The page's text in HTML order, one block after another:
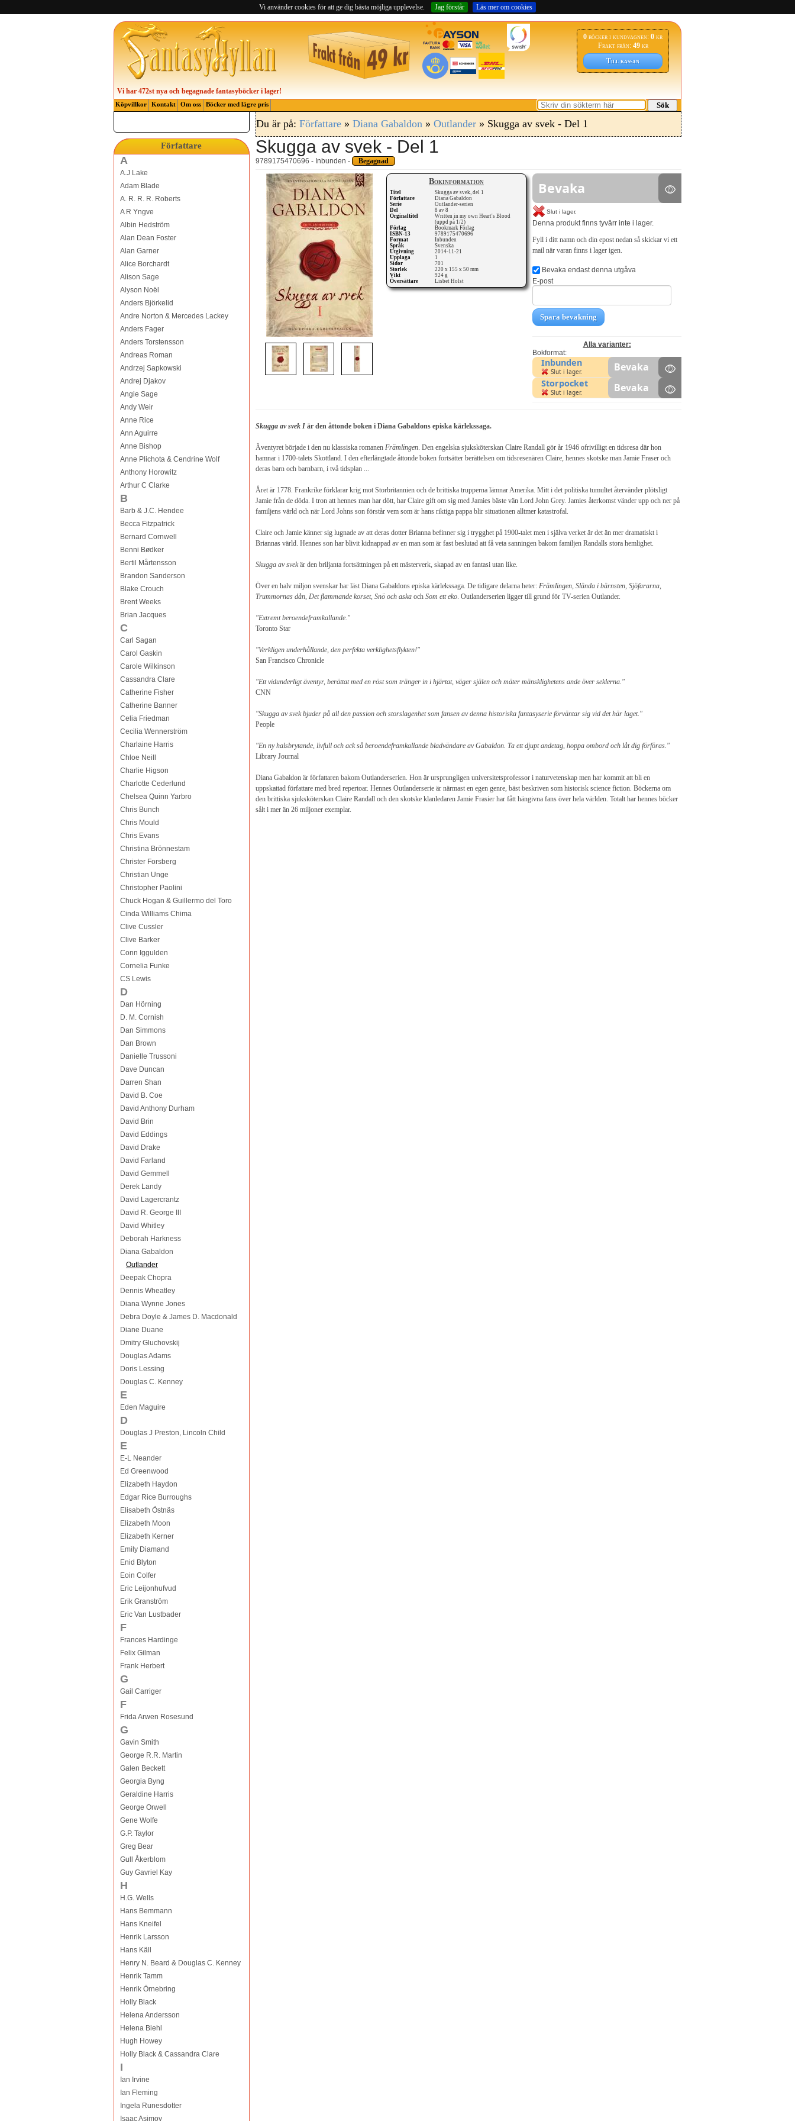
Vi använder cookies för att ge dig bästa möjliga upplevelse. Jag förstår Läs mer om cookies
0 böcker i kundvagnen:0kr
Frakt från: 49kr
Till kassan
Vi har 472st nya och begagnade fantasyböcker i lager!
Köpvillkor Kontakt Om oss Böcker med lägre pris Sök
Författare
A
A.J Lake
Adam Blade
A. R. R. R. Roberts
A R Yngve
Albin Hedström
Alan Dean Foster
Alan Garner
Alice Borchardt
Alison Sage
Alyson Noël
Anders Björkelid
Andre Norton & Mercedes Lackey
Anders Fager
Anders Torstensson
Andreas Roman
Andrzej Sapkowski
Andrej Djakov
Angie Sage
Andy Weir
Anne Rice
Ann Aguirre
Anne Bishop
Anne Plichota & Cendrine Wolf
Anthony Horowitz
Arthur C Clarke
B
Barb & J.C. Hendee
Becca Fitzpatrick
Bernard Cornwell
Benni Bødker
Bertil Mårtensson
Brandon Sanderson
Blake Crouch
Brent Weeks
Brian Jacques
C
Carl Sagan
Carol Gaskin
Carole Wilkinson
Cassandra Clare
Catherine Fisher
Catherine Banner
Celia Friedman
Cecilia Wennerström
Charlaine Harris
Chloe Neill
Charlie Higson
Charlotte Cederlund
Chelsea Quinn Yarbro
Chris Bunch
Chris Mould
Chris Evans
Christina Brönnestam
Christer Forsberg
Christian Unge
Christopher Paolini
Chuck Hogan & Guillermo del Toro
Cinda Williams Chima
Clive Cussler
Clive Barker
Conn Iggulden
Cornelia Funke
CS Lewis
D
Dan Hörning
D. M. Cornish
Dan Simmons
Dan Brown
Danielle Trussoni
Dave Duncan
Darren Shan
David B. Coe
David Anthony Durham
David Brin
David Eddings
David Drake
David Farland
David Gemmell
Derek Landy
David Lagercrantz
David R. George III
David Whitley
Deborah Harkness
Diana Gabaldon
Outlander
Deepak Chopra
Dennis Wheatley
Diana Wynne Jones
Debra Doyle & James D. Macdonald
Diane Duane
Dmitry Gluchovskij
Douglas Adams
Doris Lessing
Douglas C. Kenney
E
Eden Maguire
D
Douglas J Preston, Lincoln Child
E
E-L Neander
Ed Greenwood
Elizabeth Haydon
Edgar Rice Burroughs
Elisabeth Östnäs
Elizabeth Moon
Elizabeth Kerner
Emily Diamand
Enid Blyton
Eoin Colfer
Eric Leijonhufvud
Erik Granström
Eric Van Lustbader
F
Frances Hardinge
Felix Gilman
Frank Herbert
G
Gail Carriger
F
Frida Arwen Rosesund
G
Gavin Smith
George R.R. Martin
Galen Beckett
Georgia Byng
Geraldine Harris
George Orwell
Gene Wolfe
G.P. Taylor
Greg Bear
Gull Åkerblom
Guy Gavriel Kay
H
H.G. Wells
Hans Bemmann
Hans Kneifel
Henrik Larsson
Hans Käll
Henry N. Beard & Douglas C. Kenney
Henrik Tamm
Henrik Örnebring
Holly Black
Helena Andersson
Helena Biehl
Hugh Howey
Holly Black & Cassandra Clare
I
Ian Irvine
Ian Fleming
Ingela Runesdotter
Isaac Asimov
Du är på: Författare» Diana Gabaldon» Outlander» Skugga av svek - Del 1
Skugga av svek - Del 1
9789175470696 - Inbunden - Begagnad
Bokinformation
Titel
Skugga av svek, del 1
Författare
Diana Gabaldon
Serie
Outlander-serien
Del
8 av 8
Orginaltitel
Written in my own Heart's Blood
(uppd på 1/2)
Förlag
Bookmark Förlag
ISBN-13
9789175470696
Format
Inbunden
Språk
Svenska
Utgivning
2014-11-21
Upplaga
1
Sidor
701
Storlek
220 x 155 x 50 mm
Vikt
924 g
Översättare
Lisbet Holst
Bevaka
Slut i lager.
Denna produkt finns tyvärr inte i lager.
Fyll i ditt namn och din epost nedan så skickar vi ett
mail när varan finns i lager igen.
Bevaka endast denna utgåva
E-post
Spara bevakning
Alla varianter:
Bokformat:
Inbunden
Slut i lager. Bevaka
Storpocket
Slut i lager. Bevaka
Skugga av svek Iär den åttonde boken i Diana Gabaldons episka kärlekssaga.
Äventyret började i den nu klassiska romanen Främlingen. Den engelska sjuksköterskan Claire Randall gör år 1946 ofrivilligt en tidsresa där hon
hamnar i 1700-talets Skottland. I den efterlängtade åttonde boken fortsätter berättelsen om tidsresenären Claire, hennes skotske man Jamie Fraser och
deras barn och barnbarn, i två tidsplan ...
Året är 1778. Frankrike förklarar krig mot Storbritannien och de brittiska trupperna lämnar Amerika. Mitt i det politiska tumultet återvänder plötsligt
Jamie från de döda. I tron att hennes man har dött, har Claire gift om sig med Jamies bäste vän Lord John Grey. Jamies återkomst vänder upp och ner på
familjens värld och när Lord Johns son förstår vem som är hans riktiga pappa blir situationen alltmer katastrofal.
Claire och Jamie känner sig lugnade av att deras dotter Brianna befinner sig i trygghet på 1900-talet men i själva verket är det än mer dramatiskt i
Briannas värld. Hennes son har blivit kidnappad av en man som är fast beslutad att få veta sanningen bakom familjen Randalls stora hemlighet.
Skugga av svekär den briljanta fortsättningen på ett mästerverk, skapad av en fantasi utan like.
Över en halv miljon svenskar har läst Diana Gabaldons episka kärlekssaga. De tidigare delarna heter: Främlingen, Slända i bärnsten, Sjöfararna,
Trummornas dån, Det flammande korset, Snö och askaoch Som ett eko. Outlanderserien ligger till grund för TV-serien Outlander.
"Extremt beroendeframkallande."
Toronto Star
"Verkligen underhållande, den perfekta verklighetsflykten!"
San Francisco Chronicle
"Ett vidunderligt äventyr, berättat med en röst som tränger in i hjärtat, väger själen och mäter mänsklighetens ande över seklerna."
CNN
"Skugga av svek bjuder på all den passion och storslagenhet som fansen av denna historiska fantasyserie förväntar sig vid det här laget."
People
"En ny halsbrytande, livfull och ack så beroendeframkallande bladvändare av Gabaldon. Ta ett djupt andetag, hoppa ombord och låt dig förföras."
Library Journal
Diana Gabaldon är författaren bakom Outlanderserien. Hon är ursprungligen universitetsprofessor i naturvetenskap men har kommit att bli en
uppskattad författare med bred repertoar. Hennes Outlanderserie är närmast en egen genre, bäst beskriven som historisk science fiction. Böckerna om
den brittiska sjuksköterskan Claire Randall och den skotske klanledaren Jamie Frasier har fått hängivna fans över hela världen. Totalt har hennes böcker
sålt i mer än 26 miljoner exemplar.